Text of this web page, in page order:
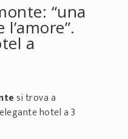
“una
a
si trova a
hotel a 3